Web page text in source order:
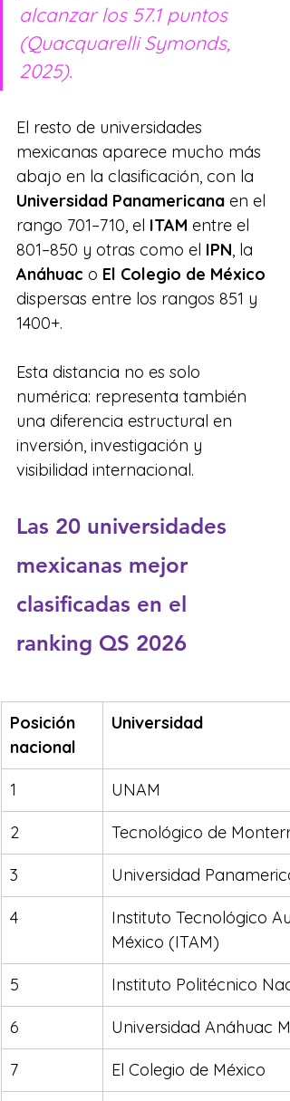
alcanzar los 57.1 puntos
(Quacquarelli Symonds,
2025).
El resto de universidades
mexicanas aparece mucho más
abajo en la clasificación, con la
Universidad Panamericana en el
rango 701–710, el ITAM entre el
801–850 y otras como el IPN, la
Anáhuac o El Colegio de México
dispersas entre los rangos 851 y
1400+.
Esta distancia no es solo
numérica: representa también
una diferencia estructural en
inversión, investigación y
visibilidad internacional.
Las 20 universidades
mexicanas mejor
clasificadas en el
ranking QS 2026
Posición
nacional
Universidad
1 UNAM
2 Tecnológico de
3 Universidad
4
Instituto Tecnológico
México (ITAM)
5 Instituto Politécnico
6 Universidad Anáhuac
7 El Colegio de México